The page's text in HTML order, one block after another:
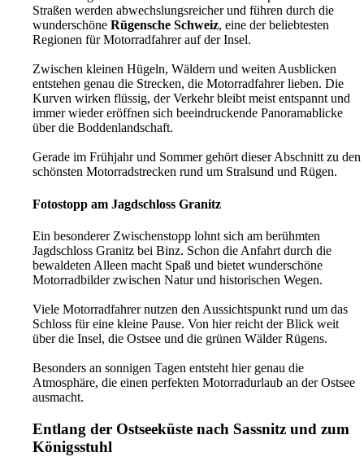
Straßen werden abwechslungsreicher und führen durch die
wunderschöne Rügensche Schweiz, eine der beliebtesten
Regionen für Motorradfahrer auf der Insel.
Zwischen kleinen Hügeln, Wäldern und weiten Ausblicken
entstehen genau die Strecken, die Motorradfahrer lieben. Die
Kurven wirken flüssig, der Verkehr bleibt meist entspannt und
immer wieder eröffnen sich beeindruckende Panoramablicke
über die Boddenlandschaft.
Gerade im Frühjahr und Sommer gehört dieser Abschnitt zu den
schönsten Motorradstrecken rund um Stralsund und Rügen.
Fotostopp am Jagdschloss Granitz
Ein besonderer Zwischenstopp lohnt sich am berühmten
Jagdschloss Granitz bei Binz. Schon die Anfahrt durch die
bewaldeten Alleen macht Spaß und bietet wunderschöne
Motorradbilder zwischen Natur und historischen Wegen.
Viele Motorradfahrer nutzen den Aussichtspunkt rund um das
Schloss für eine kleine Pause. Von hier reicht der Blick weit
über die Insel, die Ostsee und die grünen Wälder Rügens.
Besonders an sonnigen Tagen entsteht hier genau die
Atmosphäre, die einen perfekten Motorradurlaub an der Ostsee
ausmacht.
Entlang der Ostseeküste nach Sassnitz und zum
Königsstuhl